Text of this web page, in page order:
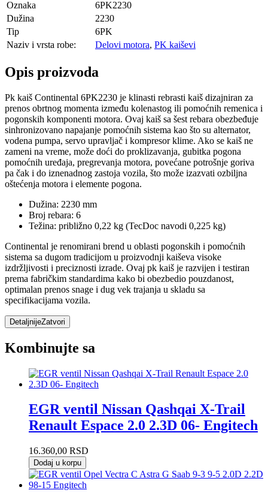
Oznaka
6PK2230
Dužina
2230
Tip
6PK
Naziv i vrsta robe:
Delovi motora, PK kaiševi
Opis proizvoda
Pk kaiš Continental 6PK2230 je klinasti rebrasti kaiš dizajniran za
prenos obrtnog momenta između kolenastog ili pomoćnih remenica i
pogonskih komponenti motora. Ovaj kaiš sa šest rebara obezbeđuje
sinhronizovano napajanje pomoćnih sistema kao što su alternator,
vodena pumpa, servo upravljač i kompresor klime. Ako se kaiš ne
zameni na vreme, može doći do proklizavanja, gubitka pogona
pomoćnih uređaja, pregrevanja motora, povećane potrošnje goriva
pa čak i do iznenadnog zastoja vozila, što može izazvati ozbiljna
oštećenja motora i elemente pogona.
Dužina: 2230 mm
Broj rebara: 6
Težina: približno 0,22 kg (TecDoc navodi 0,225 kg)
Continental je renomirani brend u oblasti pogonskih i pomoćnih
sistema sa dugom tradicijom u proizvodnji kaiševa visoke
izdržljivosti i preciznosti izrade. Ovaj pk kaiš je razvijen i testiran
prema fabričkim standardima kako bi obezbedio pouzdanost,
optimalan prenos snage i dug vek trajanja u skladu sa
specifikacijama vozila.
DetaljnijeZatvori
Kombinujte sa
EGR ventil Nissan Qashqai X-Trail
Renault Espace 2.0 2.3D 06- Engitech
16.360,00 RSD
Dodaj u korpu